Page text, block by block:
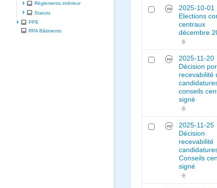
Règlements intérieur
Statuts
PPE
RPA Bâtiments
2025-10-01
Elections
centraux
décembre
2025-11-20
Décision
recevabilité
conseils
signé
2025-11-25
Décision
recevabilité
Conseils
signé